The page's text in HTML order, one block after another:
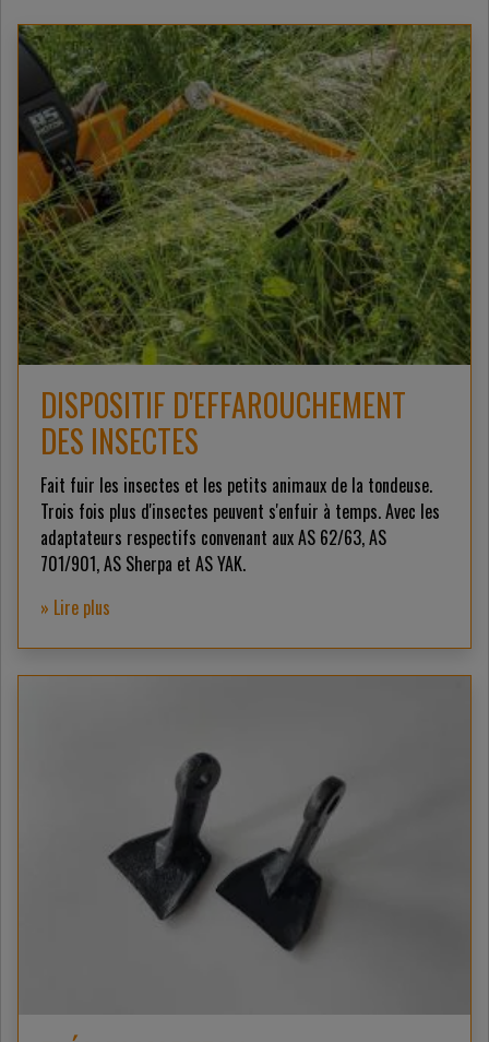
DISPOSITIF D'EFFAROUCHEMENT
DES INSECTES
Fait fuir les insectes et les petits animaux de la tondeuse.
Trois fois plus d'insectes peuvent s'enfuir à temps. Avec les
adaptateurs respectifs convenant aux AS 62/63, AS
701/901, AS Sherpa et AS YAK.
» Lire plus